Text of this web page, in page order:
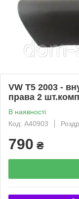
VW T5 2003 -
права 2
В наявності
Код: A40903
790 ₴